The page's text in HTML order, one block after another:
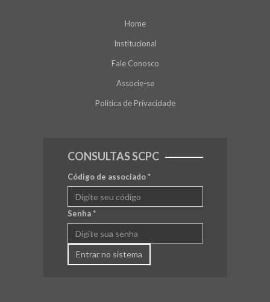
Home
Institucional
Fale Conosco
Associe-se
Política de Privacidade
CONSULTAS SCPC
Código de associado*
Senha*
Entrar no sistema